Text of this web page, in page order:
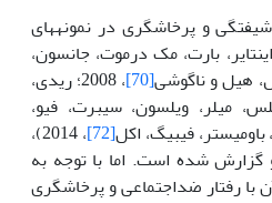
و پرخاشگری در نمونه­های
بارت، مک درموت، جانسون،
[70]
، 2008؛ ریدی،
زایشنر، 2010؛ مپلس، میلر، ویلسون، سیبرت، فیو،
[72]
، 2014)،
گزارش شده است. اما با توجه به
با رفتار ضداجتماعی و پرخاشگری